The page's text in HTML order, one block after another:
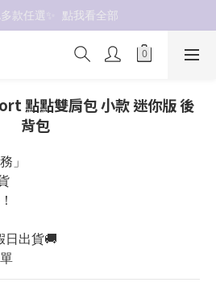
防曬外套 $299🧊🧊
多款任選✨  點我看全部
防曬外套 $299🧊🧊
點點雙肩包 小款 迷你版 後
背包
」
日出貨🚚